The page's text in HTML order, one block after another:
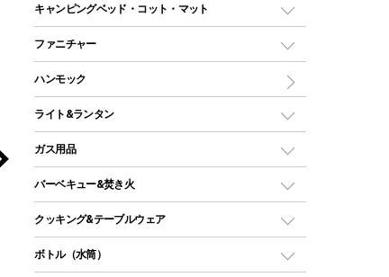
ツールームテント
ワンポールテント
シェルターテント
ロッジ型・オリジナルテント
タープ
スクエアタープ（レクタタープ）
メッシュタープ
レクタングラー型（封筒型）シュラフ
インナーシュラフ
キャンピングベッド・コット・マット
キャンピングベッド・コット
インフレータブルマット
ファニチャー
アウトドアテーブル
レジャーシート
ハンモック
ライト&ランタン
LEDランタン
ガスランタン
オイルランタン
LEDライト
ガス用品
ガスバーナー
ガス缶
バーベキュー&焚き火
バーベキューコンロ、グリル
焚き火台タイプ（ロースタイル）グリル
クッキング&テーブルウェア
ダッチオーブン
ボトル（水筒）